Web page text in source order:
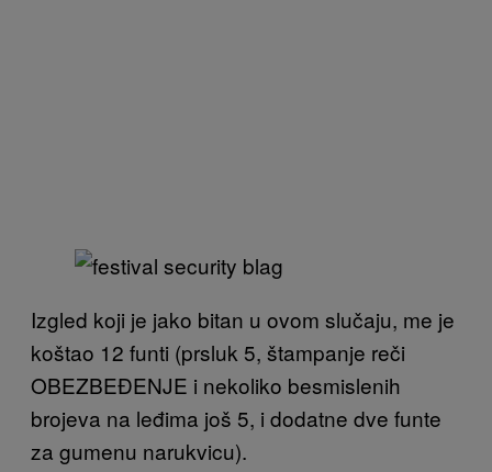
Izgled koji je jako bitan u ovom slučaju, me je
koštao 12 funti (prsluk 5, štampanje reči
OBEZBEĐENJE i nekoliko besmislenih
brojeva na leđima još 5, i dodatne dve funte
za gumenu narukvicu).